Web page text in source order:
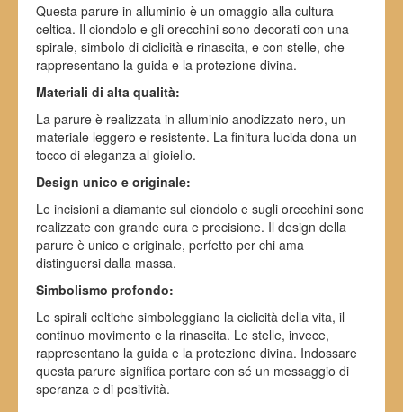
Questa parure in alluminio è un omaggio alla cultura
celtica. Il ciondolo e gli orecchini sono decorati con una
spirale, simbolo di ciclicità e rinascita, e con stelle, che
rappresentano la guida e la protezione divina.
Materiali di alta qualità:
La parure è realizzata in alluminio anodizzato nero, un
materiale leggero e resistente. La finitura lucida dona un
tocco di eleganza al gioiello.
Design unico e originale:
Le incisioni a diamante sul ciondolo e sugli orecchini sono
realizzate con grande cura e precisione. Il design della
parure è unico e originale, perfetto per chi ama
distinguersi dalla massa.
Simbolismo profondo:
Le spirali celtiche simboleggiano la ciclicità della vita, il
continuo movimento e la rinascita. Le stelle, invece,
rappresentano la guida e la protezione divina. Indossare
questa parure significa portare con sé un messaggio di
speranza e di positività.